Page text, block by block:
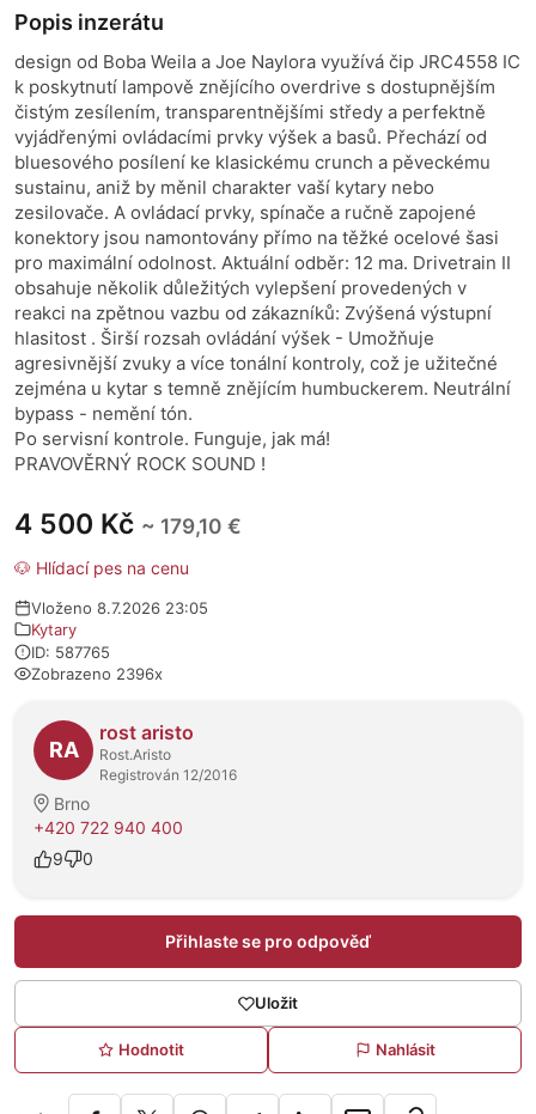
4 500 Kč ~ 179,10 €
🐶 Hlídací pes na cenu
Vloženo 8.7.2026 23:05
Kytary
ID: 587765
Zobrazeno 2396x
O prodejci
RA
rost aristo
Rost.Aristo
Registrován 12/2016
Brno
+420 722 940 400
9
0
Přihlaste se pro odpověď
Uložit
Hodnotit Nahlásit
Popis inzerátu
design od Boba Weila a Joe Naylora využívá čip JRC4558 IC
k poskytnutí lampově znějícího overdrive s dostupnějším
čistým zesílením, transparentnějšími středy a perfektně
vyjádřenými ovládacími prvky výšek a basů. Přechází od
bluesového posílení ke klasickému crunch a pěveckému
sustainu, aniž by měnil charakter vaší kytary nebo
zesilovače. A ovládací prvky, spínače a ručně zapojené
konektory jsou namontovány přímo na těžké ocelové šasi
pro maximální odolnost. Aktuální odběr: 12 ma. Drivetrain II
obsahuje několik důležitých vylepšení provedených v
reakci na zpětnou vazbu od zákazníků: Zvýšená výstupní
hlasitost . Širší rozsah ovládání výšek - Umožňuje
agresivnější zvuky a více tonální kontroly, což je užitečné
zejména u kytar s temně znějícím humbuckerem. Neutrální
bypass - nemění tón.
Po servisní kontrole. Funguje, jak má!
PRAVOVĚRNÝ ROCK SOUND !